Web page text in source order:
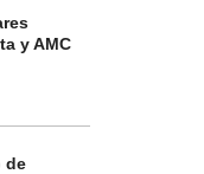
y AMC
de